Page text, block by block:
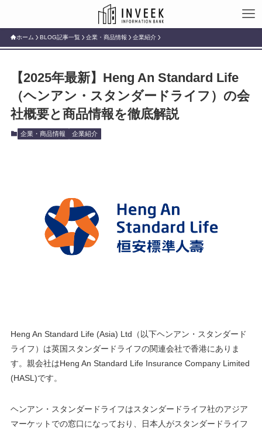
ホーム BLOG記事一覧 企業・商品情報 企業紹介
【2025年最新】Heng An Standard Life
（ヘンアン・スタンダードライフ）の会
社概要と商品情報を徹底解説
企業・商品情報 企業紹介
Heng An Standard Life (Asia) Ltd（以下ヘンアン・スタンダード
ライフ）は英国スタンダードライフの関連会社で香港にありま
す。親会社はHeng An Standard Life Insurance Company Limited
(HASL)です。
ヘンアン・スタンダードライフはスタンダードライフ社のアジア
マーケットでの窓口になっており、日本人がスタンダードライフ